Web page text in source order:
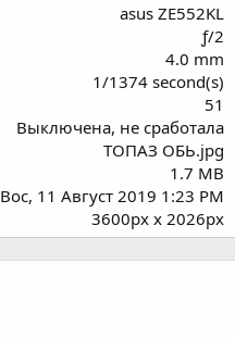
asus ZE552KL
ƒ/2
4.0 mm
1/1374 second(s)
51
Выключена, не сработала
ТОПАЗ ОБЬ.jpg
1.7 MB
Вос, 11 Август 2019 1:23 PM
3600px x 2026px